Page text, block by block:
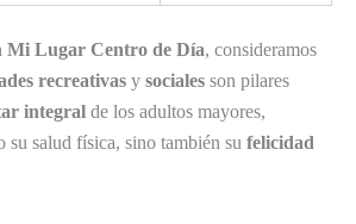
Mi Lugar Centro de Día, consideramos
recreativas y sociales son pilares
integral de los adultos mayores,
su salud física, sino también su felicidad